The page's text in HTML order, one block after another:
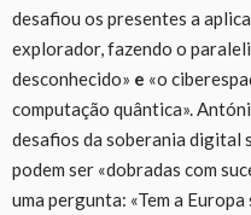
desafiou os presentes a
explorador, fazendo o
desconhecido» e «o
computação quântica».
desafios da soberania digital
podem ser «dobradas com
uma pergunta: «Tem a